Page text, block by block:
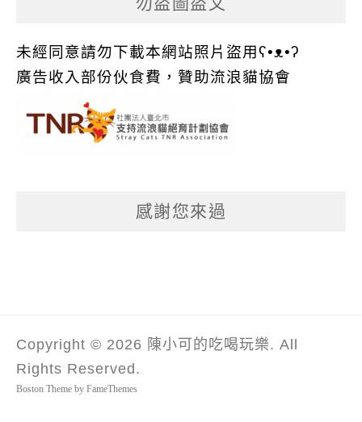
未經同意請勿下載本網站照片盜用ʕ•ᴥ•ʔ
廣告收入部份伙食費，贊助流浪貓協會
感謝您來過
Copyright © 2026 陳小可的吃喝玩樂. All
Rights Reserved.
Boston Theme by FameThemes